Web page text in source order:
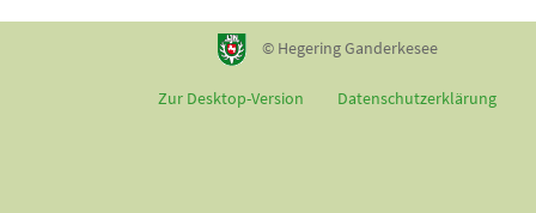
© Hegering Ganderkesee
Zur Desktop-Version Datenschutzerklärung